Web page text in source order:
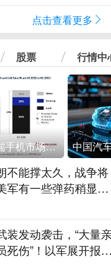
点击查看更多
股票 行情中
苹果拿下高端手机市场65%的份额：iPhone 17系列功不可没
不能撑太久，战争将
军有一些弹药稍显紧
拟议的海峡管理文本
装发动袭击，“大量
死伤”！以军展开报复